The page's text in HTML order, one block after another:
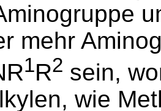
mehr
1R2 sein,
wie